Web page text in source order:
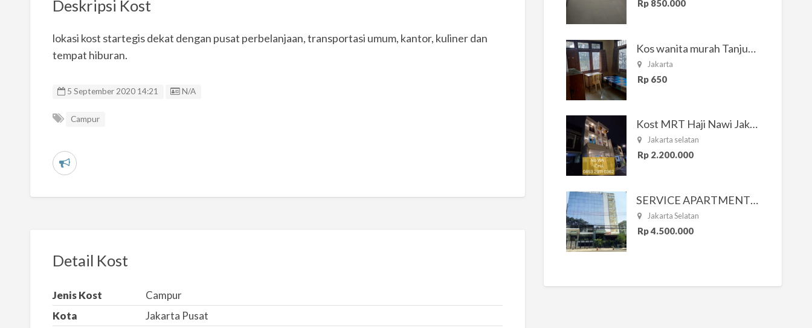
Deskripsi Kost
lokasi kost startegis dekat dengan pusat perbelanjaan, transportasi umum, kantor, kuliner dan
tempat hiburan.
5 September 2020 14:21 Listing ID
N/A
Campur
L
a
m
a
Detail Kost
Jenis Kost
Campur
Kota
Jakarta Pusat
Rp 850.000
Kos wanita murah Tanjung Duren Jakarta Barat
Jakarta
Rp 650
Kost MRT Haji Nawi Jakarta Selatan
Jakarta selatan
Rp 2.200.000
SERVICE APARTMENT SOUTH RESIDENCE
Jakarta Selatan
Rp 4.500.000